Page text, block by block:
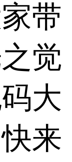
带
觉
大
来